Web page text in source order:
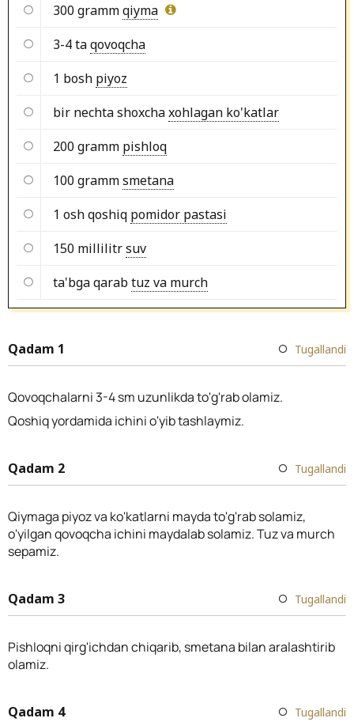
300 grammqiyma
3-4 taqovoqcha
1 bosh piyoz
bir nechta shoxchaxohlagan ko'katlar
200 gramm pishloq
100 grammsmetana
1 osh qoshiq pomidor pastasi
150 millilitrsuv
ta'bga qarabtuz va murch
Qadam 1 Tugallandi
Qovoqchalarni 3-4 sm uzunlikda to'g'rab olamiz.
Qoshiq yordamida ichini o'yib tashlaymiz.
Qadam 2 Tugallandi
Qiymaga piyoz va ko'katlarni mayda to'g'rab solamiz,
o'yilgan qovoqcha ichini maydalab solamiz. Tuz va murch
sepamiz.
Qadam 3 Tugallandi
Pishloqni qirg'ichdan chiqarib, smetana bilan aralashtirib
olamiz.
Qadam 4 Tugallandi